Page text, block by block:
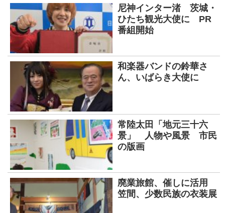
尼神インター渚 茨城・
ひたち観光大使に PR
番組開始
和楽器バンドの鈴華さ
ん、いばらき大使に
常陸太田「地元三十六
景」 人物や風景 市民
の版画
廃業旅館、催しに活用
笠間、少数民族の衣装展